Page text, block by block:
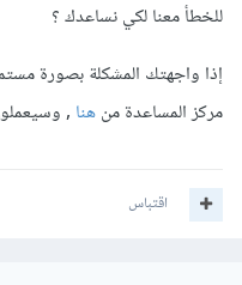
للخطأ معنا لكي نساعدك ؟
إذا واجهتك المشكلة بصورة
مركز المساعدة منهنا ,
اقتباس